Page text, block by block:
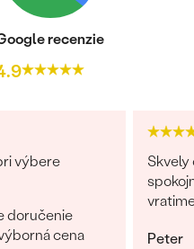
recenzie
výbere
doručenie
kvalitná retiazka výborná cena
Peter